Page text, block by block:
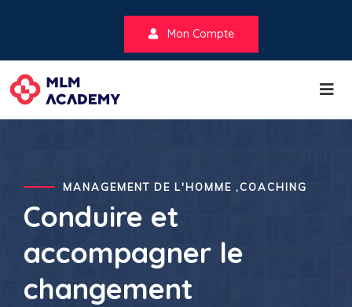
Mon Compte
MANAGEMENT DE L'HOMME ,COACHING
Conduire et
accompagner le
changement